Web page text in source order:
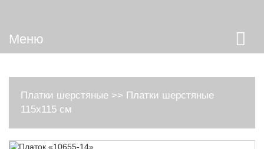
Меню
Платки шерстяные >> Платки шерстяные
115х115 см